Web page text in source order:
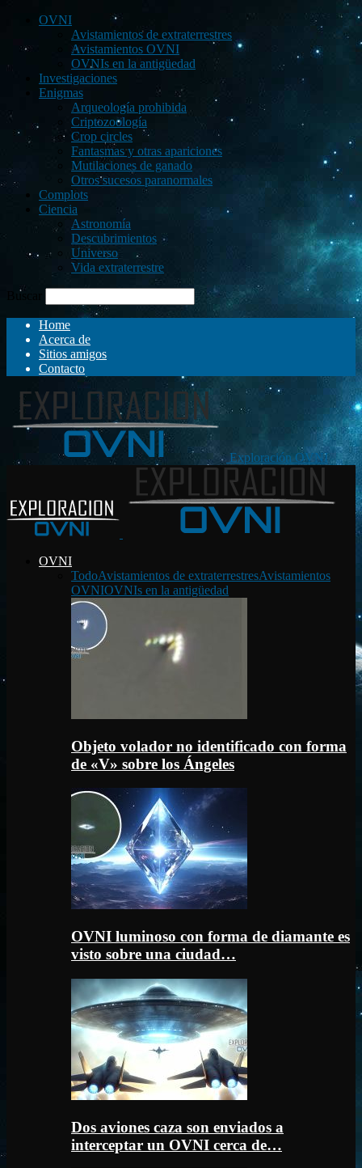
OVNI
Avistamientos de extraterrestres
Avistamientos OVNI
OVNIs en la antigüedad
Investigaciones
Enigmas
Arqueología prohibida
Criptozoología
Crop circles
Fantasmas y otras apariciones
Mutilaciones de ganado
Otros sucesos paranormales
Complots
Ciencia
Astronomía
Descubrimientos
Universo
Vida extraterrestre
Buscar
Home
Acerca de
Sitios amigos
Contacto
Exploración OVNI
OVNI
TodoAvistamientos de extraterrestresAvistamientos
OVNIOVNIs en la antigüedad
Objeto volador no identificado con forma
de «V» sobre los Ángeles
OVNI luminoso con forma de diamante es
visto sobre una ciudad…
Dos aviones caza son enviados a
interceptar un OVNI cerca de…